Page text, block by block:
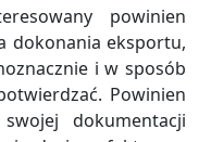
powinien
dokonania eksportu,
i w sposób
Powinien
dokumentacji